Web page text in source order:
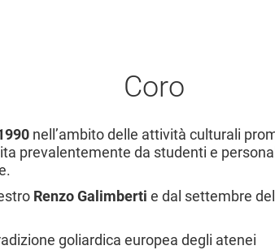
Coro
nell’ambito delle attività culturali
prevalentemente da studenti e
Renzo Galimberti e dal settembre del
goliardica europea degli atenei